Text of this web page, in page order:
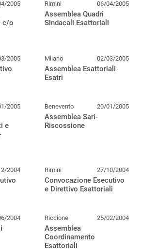
2005
c/o
Rimini 06/04/2005
Assemblea Quadri
Sindacali Esattoriali
2005 Milano 02/03/2005
Assemblea Esattoriali
Esatri
2005
e
Benevento 20/01/2005
Assemblea Sari-
Riscossione
2004 Rimini 27/10/2004
Convocazione Esecutivo
e Direttivo Esattoriali
2004 Riccione 25/02/2004
Assemblea
Coordinamento
Esattoriali